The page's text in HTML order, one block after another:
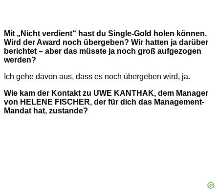
Mit „Nicht verdient“ hast du Single-Gold holen können.
Wird der Award noch übergeben? Wir hatten ja darüber
berichtet – aber das müsste ja noch groß aufgezogen
werden?
Ich gehe davon aus, dass es noch übergeben wird, ja.
Wie kam der Kontakt zu UWE KANTHAK, dem Manager
von HELENE FISCHER, der für dich das Management-
Mandat hat, zustande?